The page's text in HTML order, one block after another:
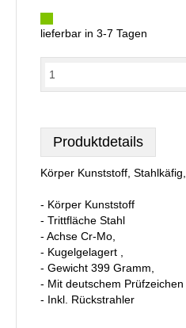
lieferbar in 3-7 Tagen
Produktdetails
Körper Kunststoff, Stahlkäfig,
- Körper Kunststoff
- Trittfläche Stahl
- Achse Cr-Mo,
- Kugelgelagert ,
- Gewicht 399 Gramm,
- Mit deutschem Prüfzeichen
- Inkl. Rückstrahler